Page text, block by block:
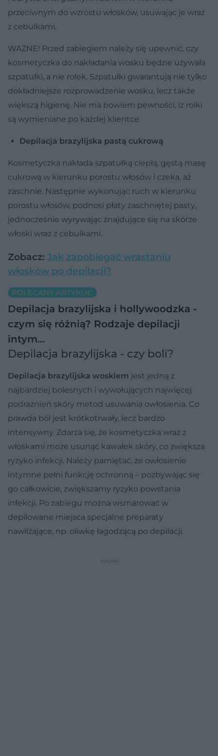
przeciwnym do wzrostu włosków, usuwając je wraz
z cebulkami.
WAŻNE! Przed zabiegiem należy się upewnić, czy
kosmetyczka do nakładania wosku będzie używała
szpatułki, a nie rolek. Szpatułki gwarantują nie tylko
dokładniejsze rozprowadzenie wosku, lecz także
większą higienę. Nie ma bowiem pewności, iż rolki
są wymieniane po każdej klientce.
Depilacja brazylijska pastą cukrową
Kosmetyczka nakłada szpatułką ciepłą, gęstą masę
cukrową w kierunku porostu włosów i czeka, aż
zaschnie. Następnie wykonując ruch w kierunku
porostu włosów, podnosi płaty zaschniętej pasty,
jednocześnie wyrywając znajdujące się na skórze
włoski wraz z cebulkami.
Zobacz: Jak zapobiegać wrastaniu
włosków po depilacji?
POLECANY ARTYKUŁ:
Depilacja brazylijska i hollywoodzka -
czym się różnią? Rodzaje depilacji
intym…
Depilacja brazylijska - czy boli?
Depilacja brazylijska woskiem jest jedną z
najbardziej bolesnych i wywołujących najwięcej
podrażnień skóry metod usuwania owłosienia. Co
prawda ból jest krótkotrwały, lecz bardzo
intensywny. Zdarza się, że kosmetyczka wraz z
włoskami może usunąć kawałek skóry, co zwiększa
ryzyko infekcji. Należy pamiętać, że owłosienie
intymne pełni funkcję ochronną – pozbywając się
go całkowicie, zwiększamy ryzyko powstania
infekcji. Po zabiegu można wsmarować w
depilowane miejsca specjalne preparaty
nawilżające, np. oliwkę łagodzącą po depilacji.